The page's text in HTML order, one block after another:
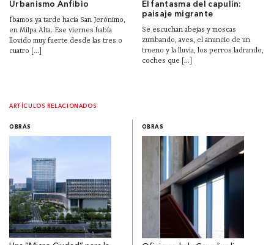
Urbanismo Anfibio
Íbamos ya tarde hacia San Jerónimo,
en Milpa Alta. Ese viernes había
llovido muy fuerte desde las tres o
cuatro [...]
El fantasma del capulín:
paisaje migrante
Se escuchan abejas y moscas
zumbando, aves, el anuncio de un
trueno y la lluvia, los perros ladrando,
coches que [...]
ARTÍCULOS RELACIONADOS
OBRAS OBRAS